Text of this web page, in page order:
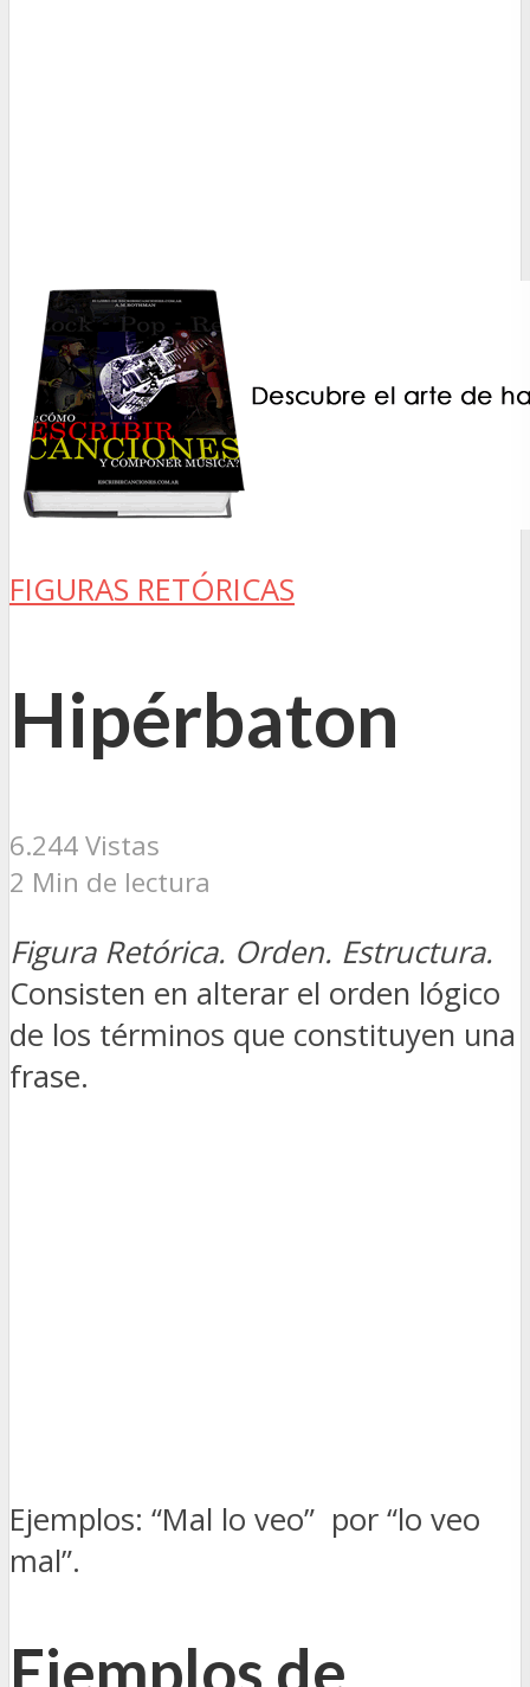
FIGURAS RETÓRICAS
Hipérbaton
6.244 Vistas
2 Min de lectura
Figura Retórica. Orden. Estructura.
Consisten en alterar el orden lógico
de los términos que constituyen una
frase.
Ejemplos: “Mal lo veo” por “lo veo
mal”.
Ejemplos de